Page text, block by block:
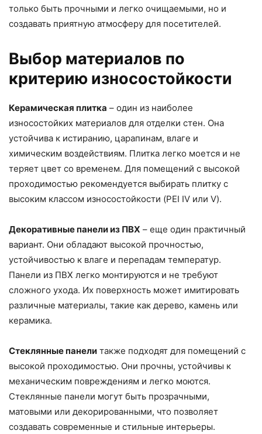
только быть прочными и легко очищаемыми, но и
создавать приятную атмосферу для посетителей.
Выбор материалов по
критерию износостойкости
Керамическая плитка – один из наиболее
износостойких материалов для отделки стен. Она
устойчива к истиранию, царапинам, влаге и
химическим воздействиям. Плитка легко моется и не
теряет цвет со временем. Для помещений с высокой
проходимостью рекомендуется выбирать плитку с
высоким классом износостойкости (PEI IV или V).
Декоративные панели из ПВХ – еще один практичный
вариант. Они обладают высокой прочностью,
устойчивостью к влаге и перепадам температур.
Панели из ПВХ легко монтируются и не требуют
сложного ухода. Их поверхность может имитировать
различные материалы, такие как дерево, камень или
керамика.
Стеклянные панели также подходят для помещений с
высокой проходимостью. Они прочны, устойчивы к
механическим повреждениям и легко моются.
Стеклянные панели могут быть прозрачными,
матовыми или декорированными, что позволяет
создавать современные и стильные интерьеры.